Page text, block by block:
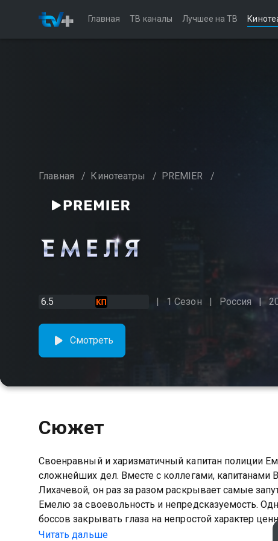
Главная ТВ каналы Лучшее на ТВ
Главная / Кинотеатры / PREMIER /
6.5 1 Сезон Россия
Смотреть
Сюжет
Своенравный и харизматичный капитан полиции
сложнейших дел. Вместе с коллегами,
Лихачевой, он раз за разом раскрывает самые
Емелю за своевольность и непредсказуемость.
боссов закрывать глаза на непростой характер
Читать дальше